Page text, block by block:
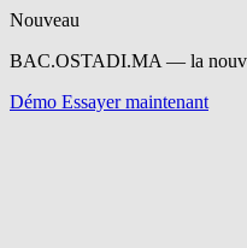
Nouveau
BAC.OSTADI.MA — la
Démo Essayer maintenant